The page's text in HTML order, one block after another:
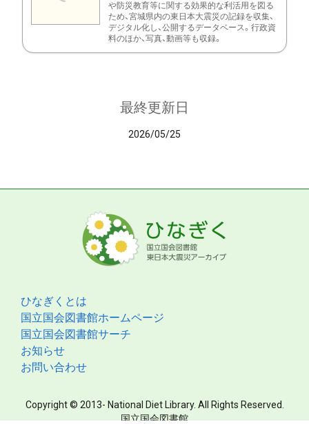
や防災教育等に関する効果的な利活用を図る
ため、宮城県内の東日本大震災の記録を収集、
デジタル化し、公開するデータベース。行政資
料のほか、写真、動画等も収録。
最終更新日
2026/05/25
ひなぎくとは
国立国会図書館ホームページ
国立国会図書館サーチ
お知らせ
お問い合わせ
Copyright © 2013- National Diet Library. All Rights Reserved.